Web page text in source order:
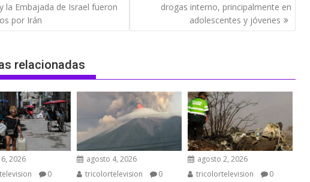
la Embajada de Israel fueron
por Irán
drogas interno, principalmente en
adolescentes y jóvenes
relacionadas
2026
0
agosto 4, 2026
tricolortelevision
0
agosto 2, 2026
tricolortelevision
0